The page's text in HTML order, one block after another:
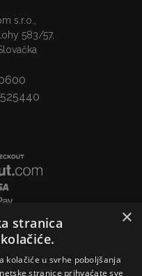
s.r.o.,
583/57,
×
stranica
kolačiće u svrhe poboljšanja
stranice prihvaćate sve